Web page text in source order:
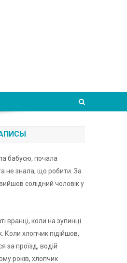
бабусю, почала
не знала, що робити. За
солідний чоловік у
вранці, коли на зупинці
Коли хлопчик підійшов,
за проїзд, водій
років, хлопчик